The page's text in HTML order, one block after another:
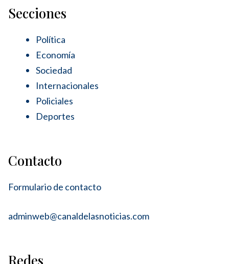
Secciones
Política
Economía
Sociedad
Internacionales
Policiales
Deportes
Contacto
Formulario de contacto
adminweb@canaldelasnoticias.com
Redes